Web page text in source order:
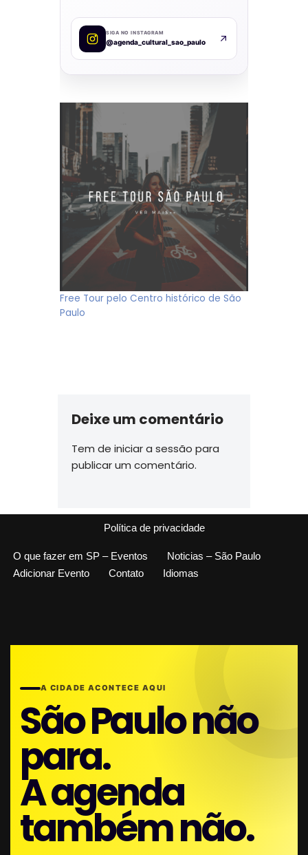
SIGA NO INSTAGRAM
@agenda_cultural_sao_paulo
Free Tour pelo Centro histórico de São
Paulo
Deixe um comentário
Tem de iniciar a sessão para
publicar um comentário.
Política de privacidade
O que fazer em SP – Eventos
Noticias – São Paulo
Adicionar Evento
Contato Idiomas
A CIDADE ACONTECE AQUI
São Paulo não
para.
A agenda
também não.